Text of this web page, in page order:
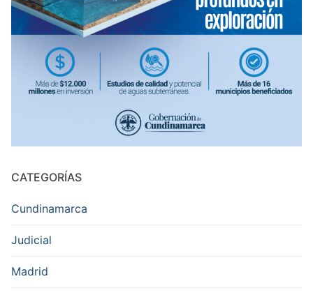
CATEGORÍAS
Cundinamarca
Judicial
Madrid